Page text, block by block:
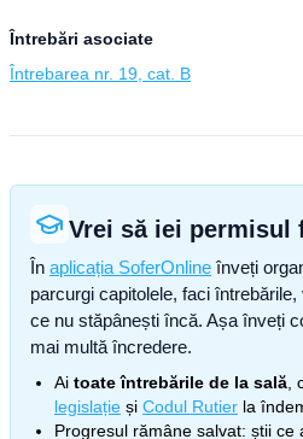
Întrebări asociate
Întrebarea nr. 19, cat. B
Vrei să iei permisul
În aplicația SoferOnline înveți
parcurgi capitolele, faci
ce nu stăpânești încă. Așa înveți
mai multă încredere.
Ai toate întrebările de la sală
legislație și Codul Rutier la
Progresul rămâne salvat: știi ce